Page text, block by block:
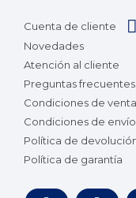
Cuenta de cliente
Novedades
Atención al cliente
Preguntas frecuentes
Condiciones de venta
Condiciones de envío
Política de
Política de garantía